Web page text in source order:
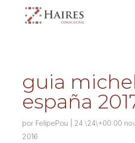
guia
españa
por FelipePou
24 \24\+00:00
2016